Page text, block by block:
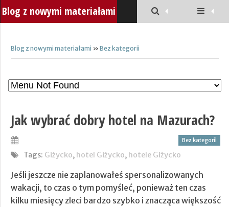
Blog z nowymi materiałami
Blog z nowymi materiałami » Bez kategorii
Jak wybrać dobry hotel na Mazurach?
Bez kategorii
Tags: Giżycko, hotel Giżycko, hotele Giżycko
Jeśli jeszcze nie zaplanowałeś spersonalizowanych
wakacji, to czas o tym pomyśleć, ponieważ ten czas
kilku miesięcy zleci bardzo szybko i znacząca większość